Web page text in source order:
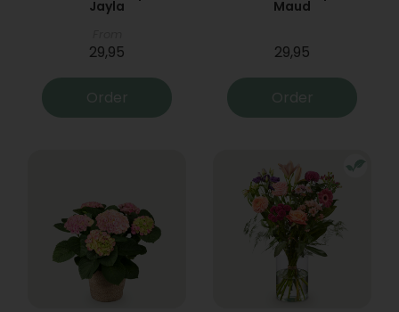
Jayla
29,95
Order
Maud
29,95
Order